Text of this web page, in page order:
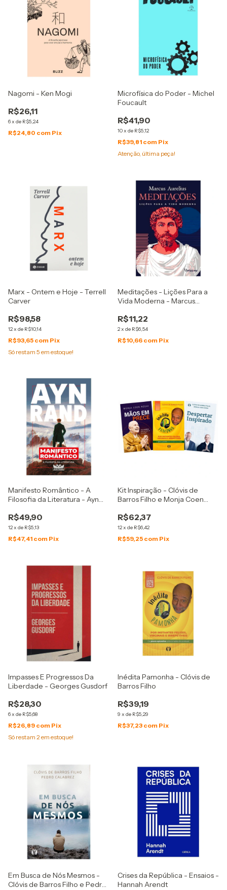
Nagomi - Ken Mogi
R$26,11
6x de R$5,24
R$24,80 com Pix
Microfísica do Poder - Michel
Foucault
R$41,90
10x de R$5,12
R$39,81 com Pix
Atenção, última peça!
Marx - Ontem e Hoje - Terrell
Carver
R$98,58
12x de R$10,14
R$93,65 com Pix
Só restam 5 em estoque!
Meditações - Lições Para a
Vida Moderna - Marcus
R$11,22
2x de R$6,54
R$10,66 com Pix
Manifesto Romântico - A
Filosofia da Literatura - Ayn
R$49,90
12x de R$5,13
R$47,41 com Pix
Kit Inspiração - Clóvis de
Barros Filho e Monja Coen
R$62,37
12x de R$6,42
R$59,25 com Pix
Impasses E Progressos Da
Liberdade - Georges Gusdorf
R$28,30
6x de R$5,68
R$26,89 com Pix
Só restam 2em estoque!
Inédita Pamonha - Clóvis de
Barros Filho
R$39,19
9 x de R$5,29
R$37,23 com Pix
Em Busca de Nós Mesmos -
Clóvis de Barros Filho e Pedro
Crises da República - Ensaios -
Hannah Arendt